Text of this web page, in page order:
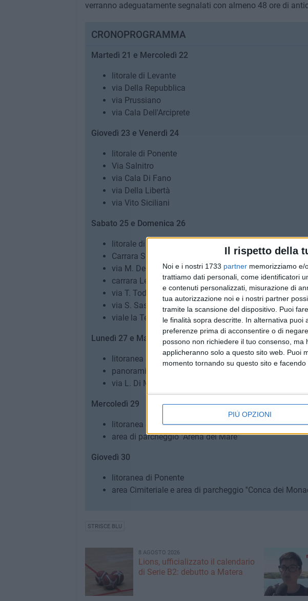
Il rispetto della
Noi e i nostri 1733 partner memorizziamo e/
trattiamo dati personali, come identificatori
e contenuti personalizzati, misurazione di
tua autorizzazione noi e i nostri partner
tramite la scansione del dispositivo. Puoi
le finalità sopra descritte. In alternativa
preferenze prima di acconsentire o di
possono non richiedere il tuo consenso,
applicheranno solo a questo sito web. Puoi
momento tornando su questo sito e
PIÙ OPZIONI
verranno adeguatamente segnalati con almeno 48 ore di
CRONOPROGRAMMA
Martedì 21 e Mercoledì 22
litorale di Levante
via Della Repubblica
via Prussiano
via Cala Dell'Arciprete
Giovedì 23 e Venerdì 24
litorale di Ponente
Via Salnitro
via Cala Di Fano
via Della Libertà
via Vito Siciliani
Sabato 25 e Domenica 26
litorale di Ponente
Carrara Salsello
via M. Dell'Olio
carrara Le Coppe
via T. Todisco
via S. Sasso
viale la Testa
Lunedì 27 e Martedì 28
litoranea di Ponente
panoramica U. Paternostro
via L. Di Molfetta
Mercoledì 29
litoranea di Ponente
area di parcheggio ''Arena del Mare"
Giovedì 30
litoranea di Ponente
area Cimiteriale e area di parcheggio ''Conca dei
STRISCE BLU
8 AGOSTO 2026
Lions, ufficializzato il calendario
di Serie B2: debutto a Matera